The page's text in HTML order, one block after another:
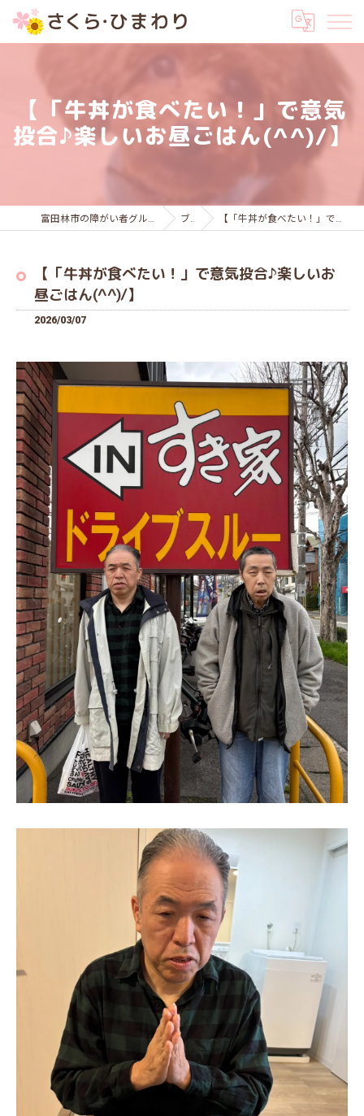
【「牛丼が食べたい！」で意気
投合♪楽しいお昼ごはん(^^)/】
富田林市の障がい者グループホームはさくら・ひまわり ブログ 【「牛丼が食べたい！」で意気投合♪楽しいお昼ごはん(^^)/】
【「牛丼が食べたい！」で意気投合♪楽しいお
昼ごはん(^^)/】
2026/03/07